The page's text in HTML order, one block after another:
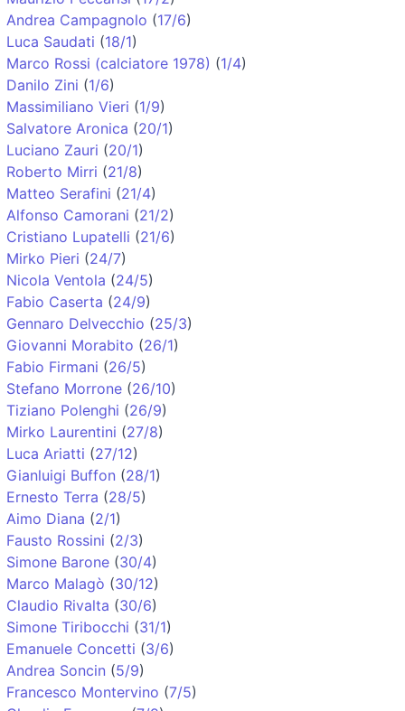
Andrea Campagnolo (17/6)
Luca Saudati (18/1)
Marco Rossi (calciatore 1978) (1/4)
Danilo Zini (1/6)
Massimiliano Vieri (1/9)
Salvatore Aronica (20/1)
Luciano Zauri (20/1)
Roberto Mirri (21/8)
Matteo Serafini (21/4)
Alfonso Camorani (21/2)
Cristiano Lupatelli (21/6)
Mirko Pieri (24/7)
Nicola Ventola (24/5)
Fabio Caserta (24/9)
Gennaro Delvecchio (25/3)
Giovanni Morabito (26/1)
Fabio Firmani (26/5)
Stefano Morrone (26/10)
Tiziano Polenghi (26/9)
Mirko Laurentini (27/8)
Luca Ariatti (27/12)
Gianluigi Buffon (28/1)
Ernesto Terra (28/5)
Aimo Diana (2/1)
Fausto Rossini (2/3)
Simone Barone (30/4)
Marco Malagò (30/12)
Claudio Rivalta (30/6)
Simone Tiribocchi (31/1)
Emanuele Concetti (3/6)
Andrea Soncin (5/9)
Francesco Montervino (7/5)